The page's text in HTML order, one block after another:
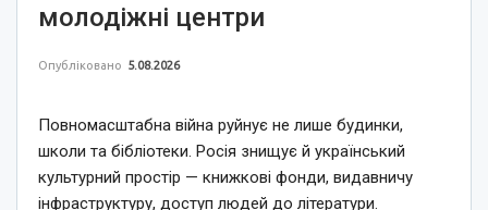
молодіжні центри
Опубліковано 5.08.2026
Повномасштабна війна руйнує не лише будинки,
школи та бібліотеки. Росія знищує й український
культурний простір — книжкові фонди, видавничу
інфраструктуру, доступ людей до літератури.